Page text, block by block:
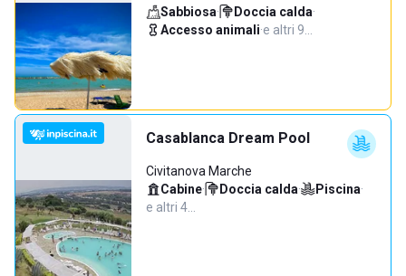
Sabbiosa· Doccia calda·
Accesso animali·e altri 9…
Casablanca Dream Pool
Civitanova Marche
Cabine· Doccia calda· Piscina·
e altri 4…